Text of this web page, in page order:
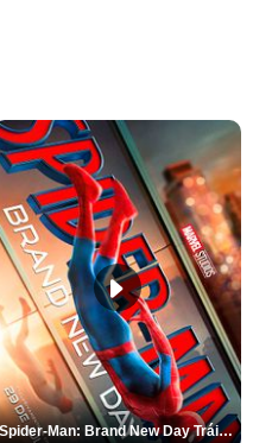
Spider-Man: Brand New Day Tráiler (3)